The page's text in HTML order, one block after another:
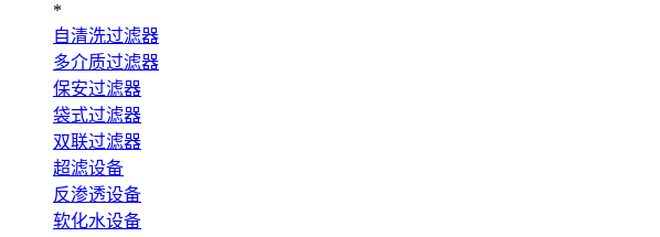
*
自清洗过滤器
多介质过滤器
保安过滤器
袋式过滤器
双联过滤器
超滤设备
反渗透设备
软化水设备